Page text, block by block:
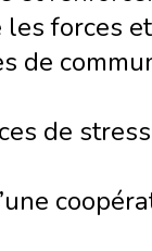
forces
de
de